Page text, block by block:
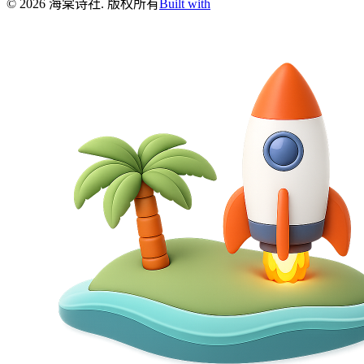
© 2026 海棠诗社. 版权所有 Built with